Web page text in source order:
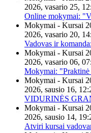
2026, vasario 25,
Online mokymai:
Mokymai - Kursai
2026, vasario 20,
Vadovas ir
Mokymai - Kursai
2026, vasario 06,
Mokymai: "Praktinė
Mokymai - Kursai
2026, sausio 16,
VIDURINĖS
Mokymai - Kursai
2026, sausio 14,
Atviri kursai